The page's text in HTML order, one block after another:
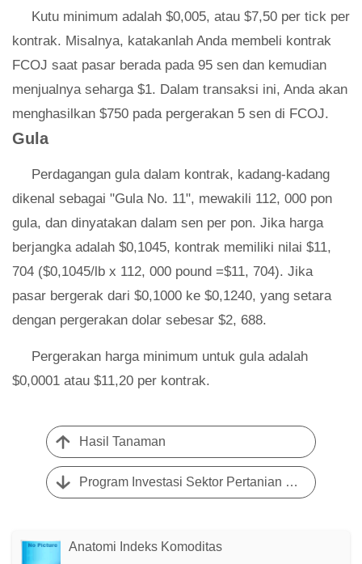
Kutu minimum adalah $0,005, atau $7,50 per tick per
kontrak. Misalnya, katakanlah Anda membeli kontrak
FCOJ saat pasar berada pada 95 sen dan kemudian
menjualnya seharga $1. Dalam transaksi ini, Anda akan
menghasilkan $750 pada pergerakan 5 sen di FCOJ.
Gula
Perdagangan gula dalam kontrak, kadang-kadang
dikenal sebagai "Gula No. 11", mewakili 112, 000 pon
gula, dan dinyatakan dalam sen per pon. Jika harga
berjangka adalah $0,1045, kontrak memiliki nilai $11,
704 ($0,1045/lb x 112, 000 pound =$11, 704). Jika
pasar bergerak dari $0,1000 ke $0,1240, yang setara
dengan pergerakan dolar sebesar $2, 688.
Pergerakan harga minimum untuk gula adalah
$0,0001 atau $11,20 per kontrak.
Hasil Tanaman
Program Investasi Sektor Pertanian (ASIP)
Anatomi Indeks Komoditas